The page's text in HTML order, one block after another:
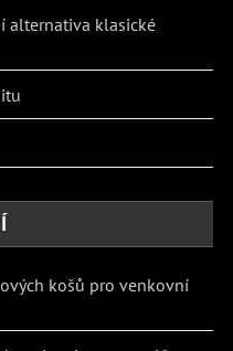
alternativa klasické
košů pro venkovní